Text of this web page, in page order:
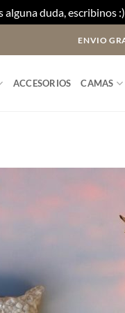
alguna duda, escribinos
ENVIO
ACCESORIOS CAMAS